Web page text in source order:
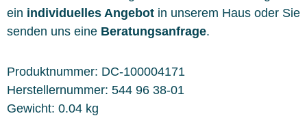
ein individuelles Angebot in unserem Haus oder Sie
senden uns eine Beratungsanfrage.
Produktnummer: DC-100004171
Herstellernummer: 544 96 38-01
Gewicht: 0.04 kg